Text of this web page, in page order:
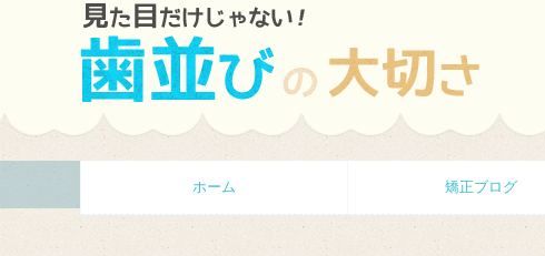
ホーム 矯正ブログ